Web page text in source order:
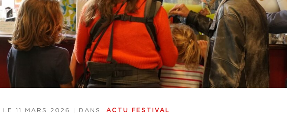
LE 11 MARS 2026 | DANS ACTU FESTIVAL